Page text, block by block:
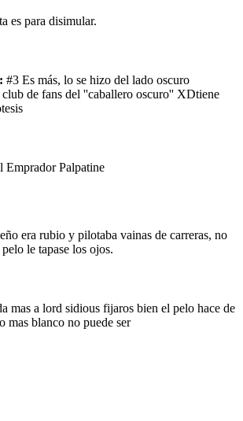
es para disimular.
#3 Es más, lo se hizo del lado oscuro
club de fans del ''caballero oscuro'' XDtiene
Emprador Palpatine
era rubio y pilotaba vainas de carreras, no
le tapase los ojos.
mas a lord sidious fijaros bien el pelo hace de
mas blanco no puede ser